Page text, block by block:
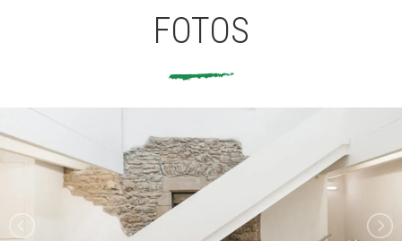
FOTOS